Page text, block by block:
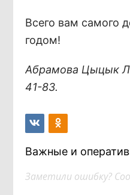
Всего вам самого
годом!
Абрамова Цыцык
41-83.
Важные и
Заметили ошибку?